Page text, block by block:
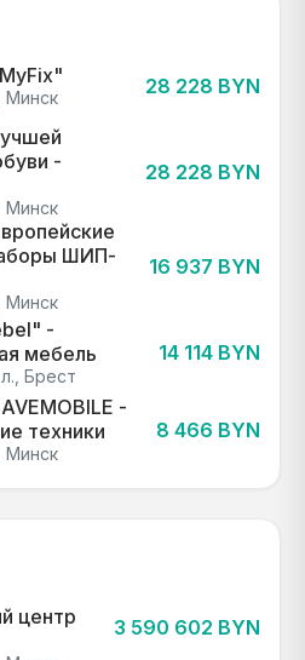
Минск 28 228 BYN
-
Минск
28 228 BYN
ШИП-
Минск
16 937 BYN
-
мебель
Брест
14 114 BYN
-
техники
Минск
8 466 BYN
центр
3 590 602 BYN